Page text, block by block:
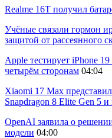
Realme 16T получил
Учёные связали гормон
защитой от рассеянного
Apple тестирует iPhone
четырём сторонам 04:04
Xiaomi 17 Max
Snapdragon 8 Elite Gen 5
OpenAI заявила о
модели 04:00